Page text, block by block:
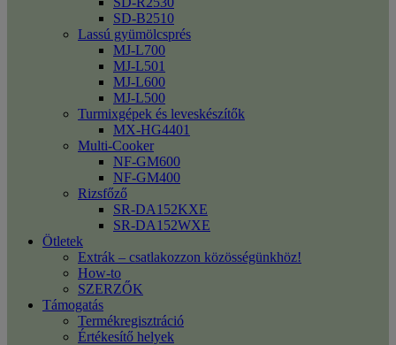
SD-B2510
Lassú gyümölcsprés
MJ-L700
MJ-L501
MJ-L600
MJ-L500
Turmixgépek és leveskészítők
MX-HG4401
Multi-Cooker
NF-GM600
NF-GM400
Rizsfőző
SR-DA152KXE
SR-DA152WXE
Ötletek
Extrák – csatlakozzon közösségünkhöz!
How-to
SZERZŐK
Támogatás
Termékregisztráció
Értékesítő helyek